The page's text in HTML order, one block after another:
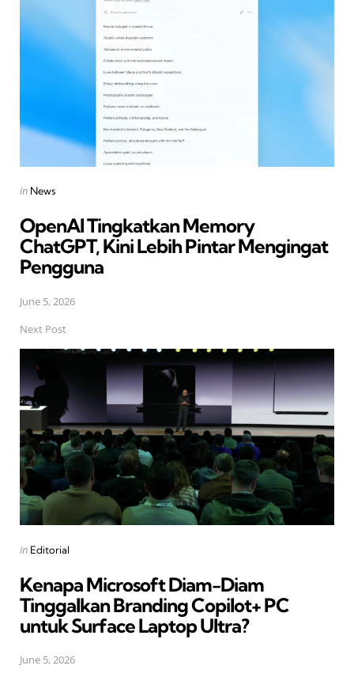
navigation
Posted
in News
OpenAI Tingkatkan Memory
ChatGPT, Kini Lebih Pintar Mengingat
Pengguna
June 5, 2026
Next Post
Posted
in Editorial
Kenapa Microsoft Diam-Diam
Tinggalkan Branding Copilot+ PC
untuk Surface Laptop Ultra?
June 5, 2026